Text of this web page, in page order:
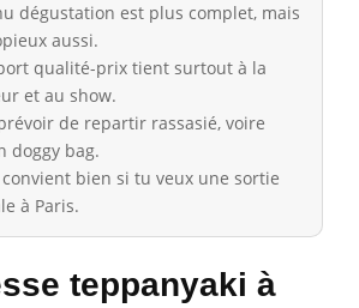
dégustation est plus complet, mais
aussi.
qualité-prix tient surtout à la
et au show.
de repartir rassasié, voire
doggy bag.
bien si tu veux une sortie
à Paris.
teppanyaki à